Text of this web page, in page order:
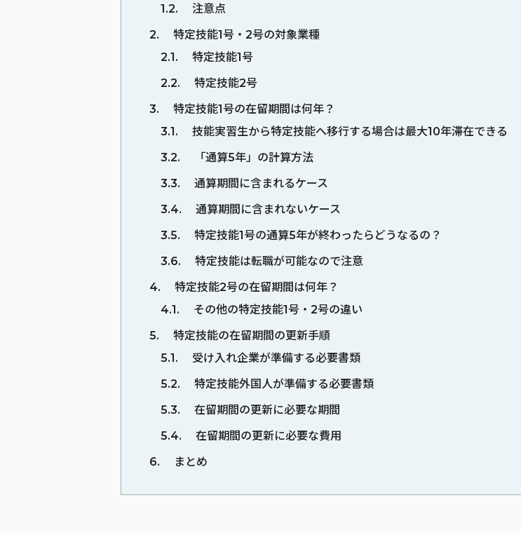
1.2
注意点
2
特定技能1号・2号の対象業種
2.1
特定技能1号
2.2
特定技能2号
3
特定技能1号の在留期間は何年？
3.1
技能実習生から特定技能へ移行する場合は最大10年滞在できる
3.2
「通算5年」の計算方法
3.3
通算期間に含まれるケース
3.4
通算期間に含まれないケース
3.5
特定技能1号の通算5年が終わったらどうなるの？
3.6
特定技能は転職が可能なので注意
4
特定技能2号の在留期間は何年？
4.1
その他の特定技能1号・2号の違い
5
特定技能の在留期間の更新手順
5.1
受け入れ企業が準備する必要書類
5.2
特定技能外国人が準備する必要書類
5.3
在留期間の更新に必要な期間
5.4
在留期間の更新に必要な費用
6
まとめ